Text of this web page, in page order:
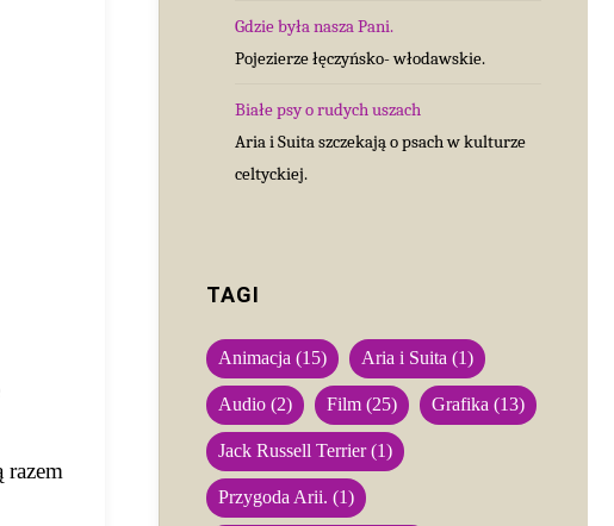
Gdzie była nasza Pani.
Pojezierze łęczyńsko- włodawskie.
Białe psy o rudych uszach
Aria i Suita szczekają o psach w kulturze
celtyckiej.
TAGI
Animacja (15) Aria i Suita (1)
Audio (2) Film (25) Grafika (13)
Jack Russell Terrier(1)
Przygoda Arii. (1)